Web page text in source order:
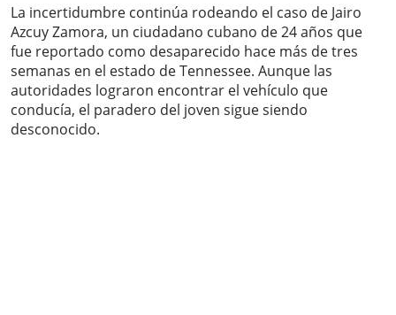
La incertidumbre continúa rodeando el caso de Jairo
Azcuy Zamora, un ciudadano cubano de 24 años que
fue reportado como desaparecido hace más de tres
semanas en el estado de Tennessee. Aunque las
autoridades lograron encontrar el vehículo que
conducía, el paradero del joven sigue siendo
desconocido.